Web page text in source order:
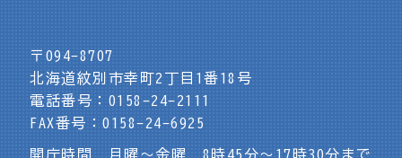
〒094-8707
北海道紋別市幸町2丁目1番18号
電話番号：0158-24-2111
FAX番号：0158-24-6925
開庁時間 月曜～金曜 8時45分～17時30分まで